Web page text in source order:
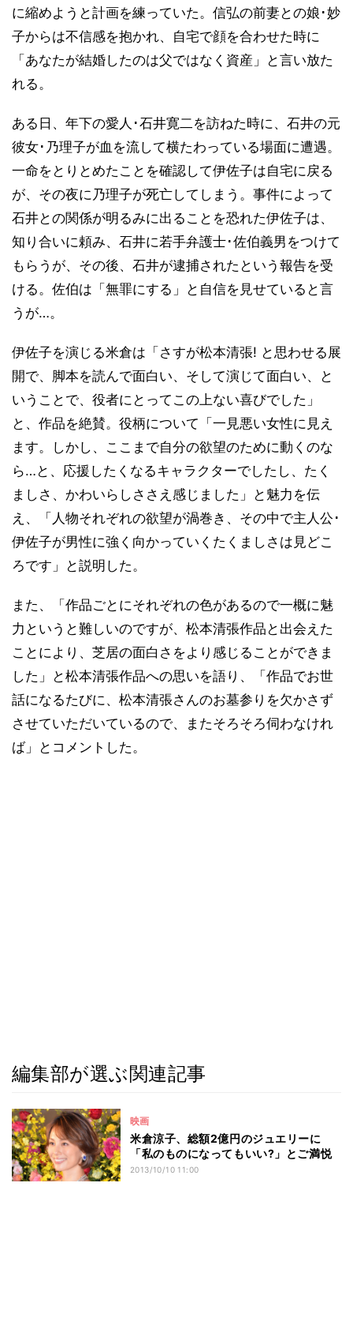
に縮めようと計画を練っていた。信弘の前妻との娘･妙
子からは不信感を抱かれ、自宅で顔を合わせた時に
「あなたが結婚したのは父ではなく資産」と言い放た
れる。
ある日、年下の愛人･石井寛二を訪ねた時に、石井の元
彼女･乃理子が血を流して横たわっている場面に遭遇。
一命をとりとめたことを確認して伊佐子は自宅に戻る
が、その夜に乃理子が死亡してしまう。事件によって
石井との関係が明るみに出ることを恐れた伊佐子は、
知り合いに頼み、石井に若手弁護士･佐伯義男をつけて
もらうが、その後、石井が逮捕されたという報告を受
ける。佐伯は「無罪にする」と自信を見せていると言
うが…。
伊佐子を演じる米倉は「さすが松本清張! と思わせる展
開で、脚本を読んで面白い、そして演じて面白い、と
いうことで、役者にとってこの上ない喜びでした」
と、作品を絶賛。役柄について「一見悪い女性に見え
ます。しかし、ここまで自分の欲望のために動くのな
ら…と、応援したくなるキャラクターでしたし、たく
ましさ、かわいらしささえ感じました」と魅力を伝
え、「人物それぞれの欲望が渦巻き、その中で主人公･
伊佐子が男性に強く向かっていくたくましさは見どこ
ろです」と説明した。
また、「作品ごとにそれぞれの色があるので一概に魅
力というと難しいのですが、松本清張作品と出会えた
ことにより、芝居の面白さをより感じることができま
した」と松本清張作品への思いを語り、「作品でお世
話になるたびに、松本清張さんのお墓参りを欠かさず
させていただいているので、またそろそろ伺わなけれ
ば」とコメントした。
編集部が選ぶ関連記事
映画
米倉涼子、総額2億円のジュエリーに
「私のものになってもいい?」とご満悦
2013/10/10 11:00